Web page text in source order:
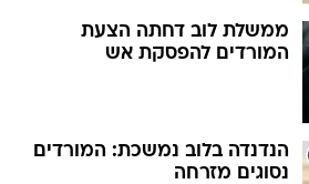
ממשלת לוב דחתה הצעת
המורדים להפסקת אש
הנדנדה בלוב נמשכת: המורדים
נסוגים מזרחה